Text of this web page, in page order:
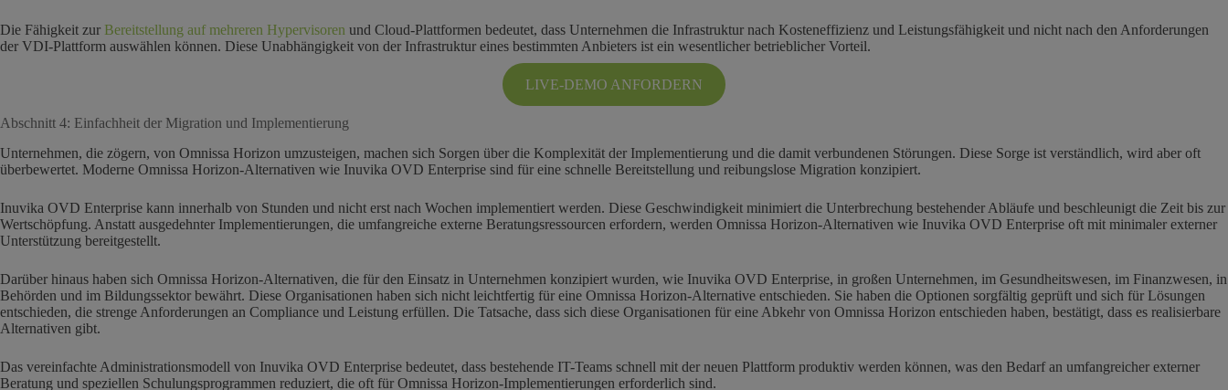
Die Fähigkeit zur Bereitstellung auf mehreren Hypervisoren und Cloud-Plattformen bedeutet, dass Unternehmen die Infrastruktur nach Kosteneffizienz und Leistungsfähigkeit und nicht nach den Anforderungen
der VDI-Plattform auswählen können. Diese Unabhängigkeit von der Infrastruktur eines bestimmten Anbieters ist ein wesentlicher betrieblicher Vorteil.
LIVE-DEMO ANFORDERN
Abschnitt 4: Einfachheit der Migration und Implementierung
Unternehmen, die zögern, von Omnissa Horizon umzusteigen, machen sich Sorgen über die Komplexität der Implementierung und die damit verbundenen Störungen. Diese Sorge ist verständlich, wird aber oft
überbewertet. Moderne Omnissa Horizon-Alternativen wie Inuvika OVD Enterprise sind für eine schnelle Bereitstellung und reibungslose Migration konzipiert.
Inuvika OVD Enterprise kann innerhalb von Stunden und nicht erst nach Wochen implementiert werden. Diese Geschwindigkeit minimiert die Unterbrechung bestehender Abläufe und beschleunigt die Zeit bis zur
Wertschöpfung. Anstatt ausgedehnter Implementierungen, die umfangreiche externe Beratungsressourcen erfordern, werden Omnissa Horizon-Alternativen wie Inuvika OVD Enterprise oft mit minimaler externer
Unterstützung bereitgestellt.
Darüber hinaus haben sich Omnissa Horizon-Alternativen, die für den Einsatz in Unternehmen konzipiert wurden, wie Inuvika OVD Enterprise, in großen Unternehmen, im Gesundheitswesen, im Finanzwesen, in
Behörden und im Bildungssektor bewährt. Diese Organisationen haben sich nicht leichtfertig für eine Omnissa Horizon-Alternative entschieden. Sie haben die Optionen sorgfältig geprüft und sich für Lösungen
entschieden, die strenge Anforderungen an Compliance und Leistung erfüllen. Die Tatsache, dass sich diese Organisationen für eine Abkehr von Omnissa Horizon entschieden haben, bestätigt, dass es realisierbare
Alternativen gibt.
Das vereinfachte Administrationsmodell von Inuvika OVD Enterprise bedeutet, dass bestehende IT-Teams schnell mit der neuen Plattform produktiv werden können, was den Bedarf an umfangreicher externer
Beratung und speziellen Schulungsprogrammen reduziert, die oft für Omnissa Horizon-Implementierungen erforderlich sind.